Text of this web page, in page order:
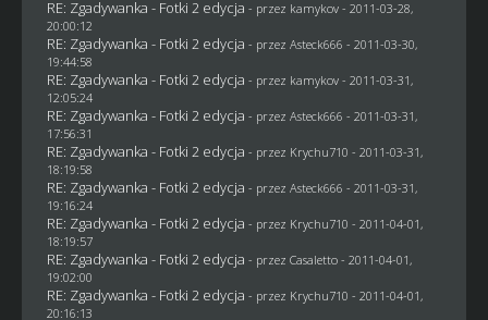
RE: Zgadywanka - Fotki 2 edycja - przez kamykov- 2011-03-28,
20:00:12
RE: Zgadywanka - Fotki 2 edycja - przez Asteck666 - 2011-03-30,
19:44:58
RE: Zgadywanka - Fotki 2 edycja - przez kamykov- 2011-03-31,
12:05:24
RE: Zgadywanka - Fotki 2 edycja - przez Asteck666 - 2011-03-31,
17:56:31
RE: Zgadywanka - Fotki 2 edycja - przez Krychu710 - 2011-03-31,
18:19:58
RE: Zgadywanka - Fotki 2 edycja - przez Asteck666 - 2011-03-31,
19:16:24
RE: Zgadywanka - Fotki 2 edycja - przez Krychu710 - 2011-04-01,
18:19:57
RE: Zgadywanka - Fotki 2 edycja - przez Casaletto- 2011-04-01,
19:02:00
RE: Zgadywanka - Fotki 2 edycja - przez Krychu710 - 2011-04-01,
20:16:13